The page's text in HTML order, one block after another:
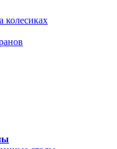
колесиках